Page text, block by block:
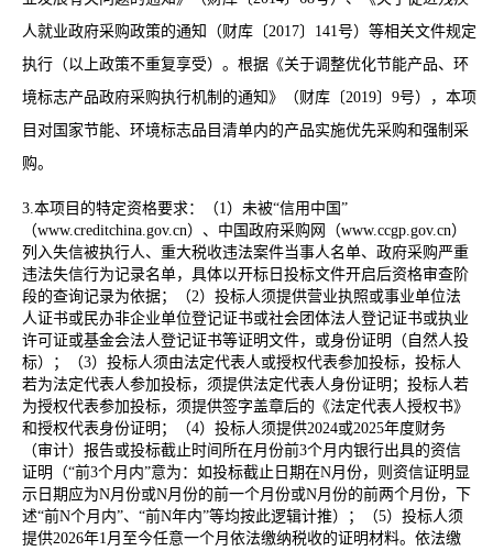
人就业政府采购政策的通知（财库〔2017〕141号）等相关文件规定
执行（以上政策不重复享受）。根据《关于调整优化节能产品、环
境标志产品政府采购执行机制的通知》（财库〔2019〕9号），本项
目对国家节能、环境标志品目清单内的产品实施优先采购和强制采
购。
3.本项目的特定资格要求：（1）未被“信用中国”
（www.creditchina.gov.cn）、中国政府采购网（www.ccgp.gov.cn）
列入失信被执行人、重大税收违法案件当事人名单、政府采购严重
违法失信行为记录名单，具体以开标日投标文件开启后资格审查阶
段的查询记录为依据；（2）投标人须提供营业执照或事业单位法
人证书或民办非企业单位登记证书或社会团体法人登记证书或执业
许可证或基金会法人登记证书等证明文件，或身份证明（自然人投
标）；（3）投标人须由法定代表人或授权代表参加投标，投标人
若为法定代表人参加投标，须提供法定代表人身份证明；投标人若
为授权代表参加投标，须提供签字盖章后的《法定代表人授权书》
和授权代表身份证明；（4）投标人须提供2024或2025年度财务
（审计）报告或投标截止时间所在月份前3个月内银行出具的资信
证明（“前3个月内”意为：如投标截止日期在N月份，则资信证明显
示日期应为N月份或N月份的前一个月份或N月份的前两个月份，下
述“前N个月内”、“前N年内”等均按此逻辑计推）；（5）投标人须
提供2026年1月至今任意一个月依法缴纳税收的证明材料。依法缴